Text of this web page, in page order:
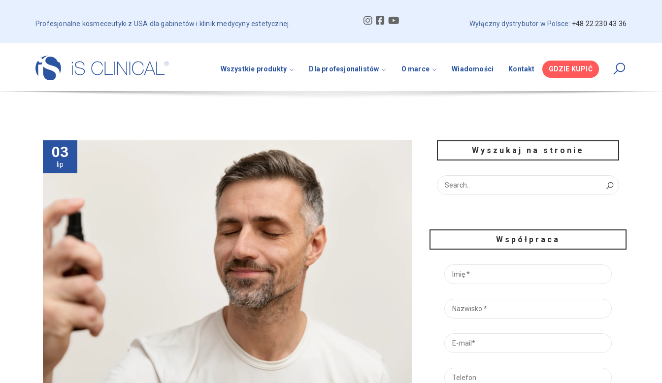
Profesjonalne kosmeceutyki z USA dla gabinetów i klinik medycyny estetycznej Wyłączny dystrybutor w Polsce: +48 22 230 43 36
Wszystkie produkty Dla profesjonalistów O marce Wiadomości Kontakt GDZIE KUPIĆ
03
lip
Wyszukaj na stronie
Współpraca